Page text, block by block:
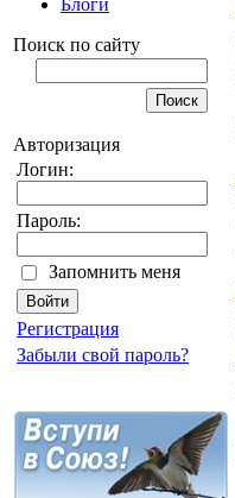
Блоги
Поиск по сайту
Авторизация
Логин:
Пароль:
Запомнить меня
Регистрация
Забыли свой пароль?